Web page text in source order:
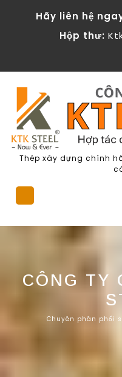
KTK Steel -
Hãy liên hệ
Hộp thư:
Thép xây dựng chính
Button
CÔNG TY
Chuyên phân phối